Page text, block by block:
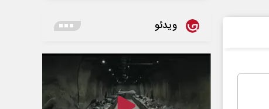
ویدئو